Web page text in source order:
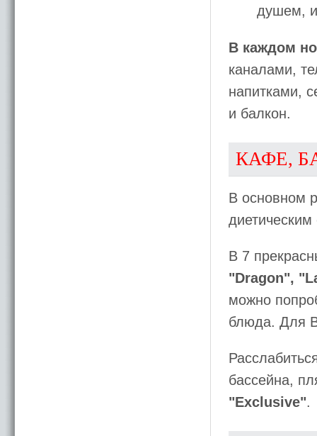
душем, и
В каждом
каналами,
напитками,
и балкон.
КАФЕ,
В основном
В 7
"Dragon",
можно
блюда. Для
бассейна,
"Exclusive".